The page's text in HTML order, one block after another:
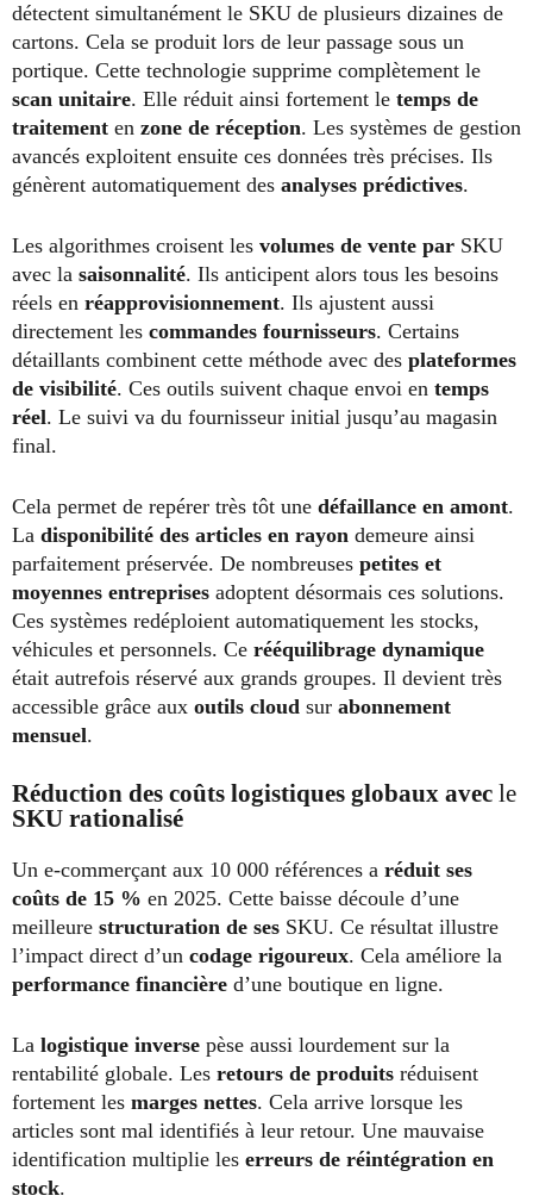
détectent simultanément le SKU de plusieurs dizaines de
cartons. Cela se produit lors de leur passage sous un
portique. Cette technologie supprime complètement le
scan unitaire. Elle réduit ainsi fortement le temps de
traitement en zone de réception. Les systèmes de gestion
avancés exploitent ensuite ces données très précises. Ils
génèrent automatiquement des analyses prédictives.
Les algorithmes croisent les volumes de vente par SKU
avec la saisonnalité. Ils anticipent alors tous les besoins
réels en réapprovisionnement. Ils ajustent aussi
directement les commandes fournisseurs. Certains
détaillants combinent cette méthode avec des plateformes
de visibilité. Ces outils suivent chaque envoi en temps
réel. Le suivi va du fournisseur initial jusqu’au magasin
final.
Cela permet de repérer très tôt une défaillance en amont.
La disponibilité des articles en rayon demeure ainsi
parfaitement préservée. De nombreuses petites et
moyennes entreprises adoptent désormais ces solutions.
Ces systèmes redéploient automatiquement les stocks,
véhicules et personnels. Ce rééquilibrage dynamique
était autrefois réservé aux grands groupes. Il devient très
accessible grâce aux outils cloud sur abonnement
mensuel.
Réduction des coûts logistiques globaux avec le
SKU rationalisé
Un e-commerçant aux 10 000 références a réduit ses
coûts de 15 % en 2025. Cette baisse découle d’une
meilleure structuration de ses SKU. Ce résultat illustre
l’impact direct d’un codage rigoureux. Cela améliore la
performance financière d’une boutique en ligne.
La logistique inverse pèse aussi lourdement sur la
rentabilité globale. Les retours de produits réduisent
fortement les marges nettes. Cela arrive lorsque les
articles sont mal identifiés à leur retour. Une mauvaise
identification multiplie les erreurs de réintégration en
stock.